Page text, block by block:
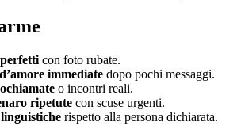
con foto rubate.
immediate dopo pochi messaggi.
o incontri reali.
ripetute con scuse urgenti.
rispetto alla persona dichiarata.